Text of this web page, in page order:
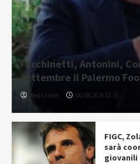
Facchinetti, Antonini,
settembre il Palermo
Redazione 06/08/2026 11:31
FIGC,
sarà
giovanili